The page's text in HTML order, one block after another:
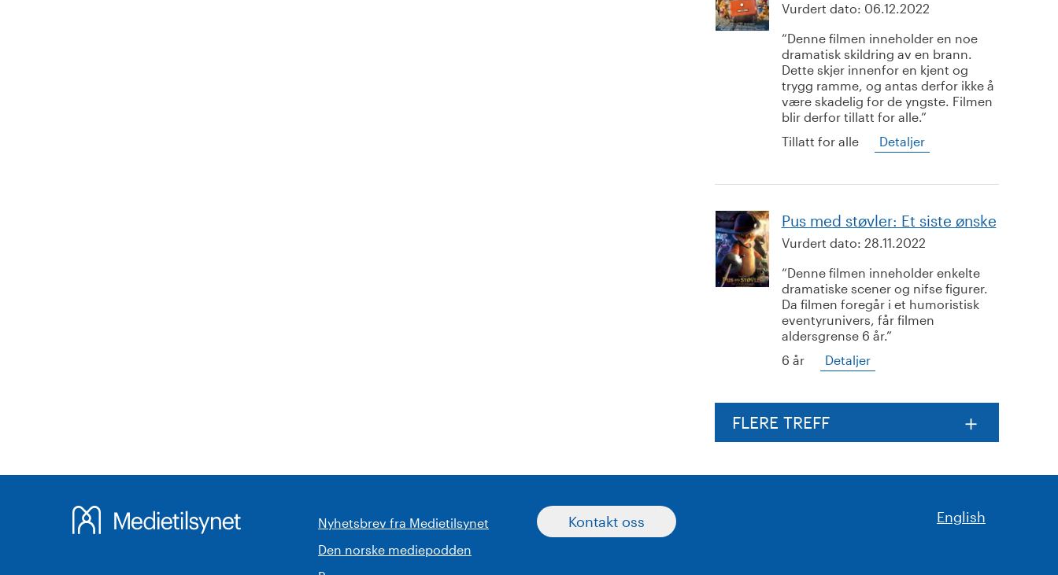
Vurdert dato: 06.12.2022
Denne filmen inneholder en noe
dramatisk skildring av en brann.
Dette skjer innenfor en kjent og
trygg ramme, og antas derfor ikke å
være skadelig for de yngste. Filmen
blir derfor tillatt for alle.
Tillatt for alle
Detaljer
Pus med støvler: Et siste ønske
Vurdert dato: 28.11.2022
Denne filmen inneholder enkelte
dramatiske scener og nifse figurer.
Da filmen foregår i et humoristisk
eventyrunivers, får filmen
aldersgrense 6 år.
6 år
Detaljer
FLERE TREFF
Nyhetsbrev fra Medietilsynet
Den norske mediepodden
Kontakt oss English